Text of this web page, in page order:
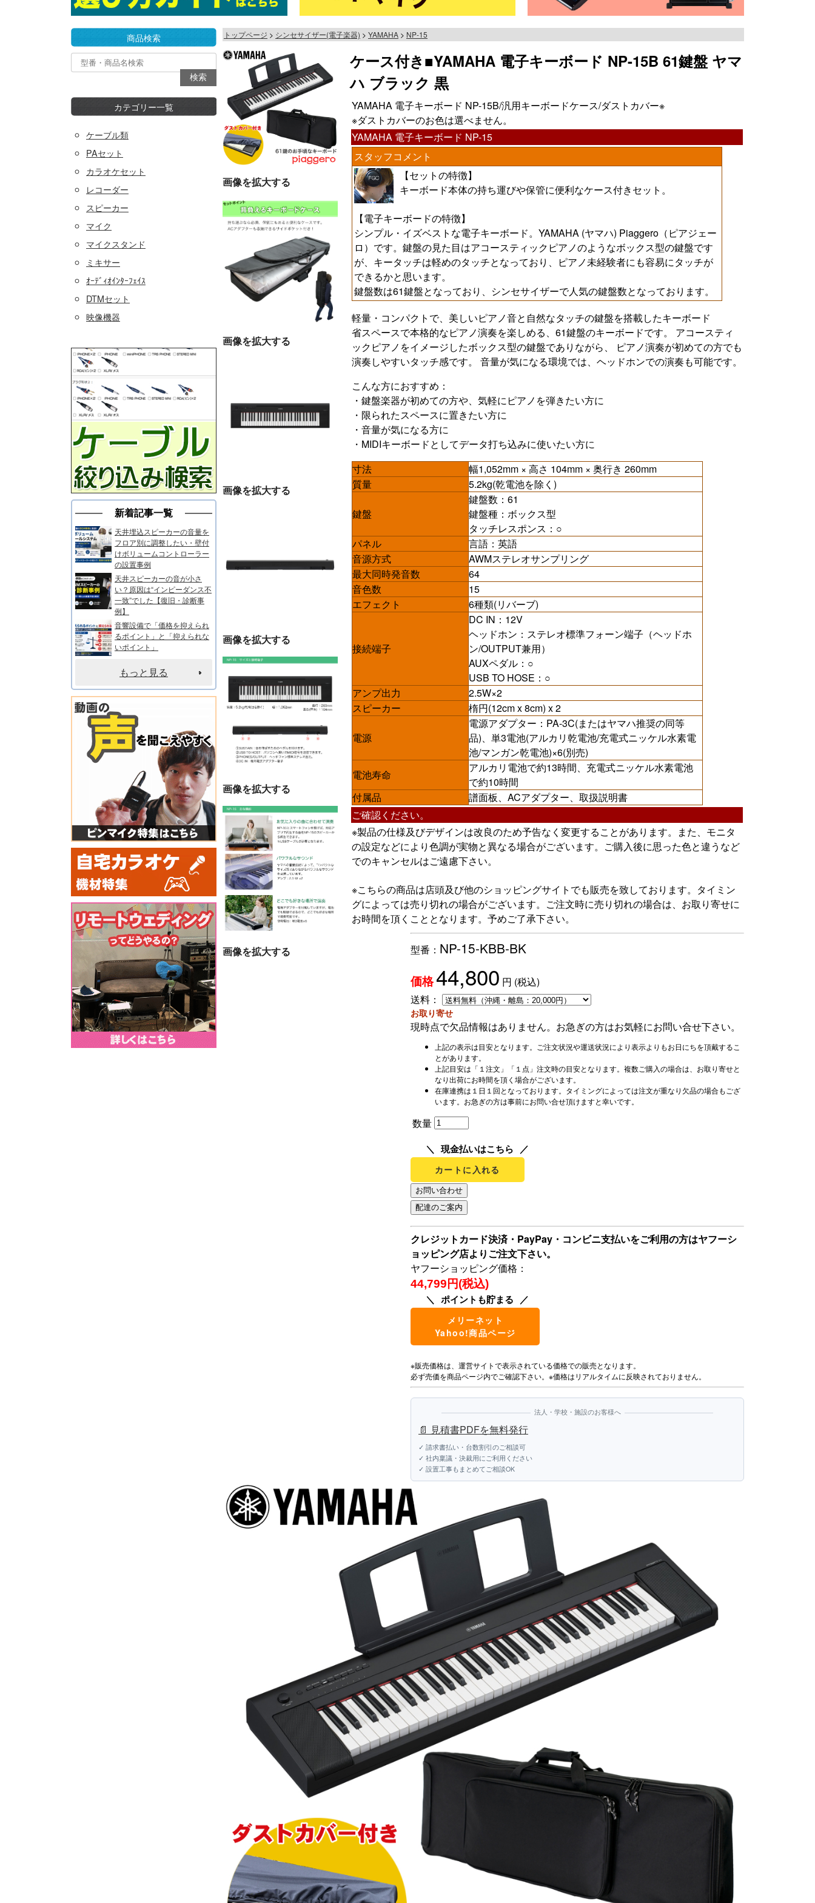
トップページ シンセサイザー(電子楽器) YAMAHA NP-15
画像を拡大する
画像を拡大する
画像を拡大する
画像を拡大する
画像を拡大する
画像を拡大する
ケース付き■YAMAHA 電子キーボード NP-15B 61鍵盤 ヤマ
ハ ブラック 黒
YAMAHA 電子キーボード NP-15B/汎用キーボードケース/ダストカバー※
※ダストカバーのお色は選べません。
YAMAHA 電子キーボード NP-15
スタッフコメント
【セットの特徴】
キーボード本体の持ち運びや保管に便利なケース付きセット。
【電子キーボードの特徴】
シンプル・イズベストな電子キーボード。YAMAHA (ヤマハ) Piaggero（ピアジェー
ロ）です。鍵盤の見た目はアコースティックピアノのようなボックス型の鍵盤です
が、キータッチは軽めのタッチとなっており、ピアノ未経験者にも容易にタッチが
できるかと思います。
鍵盤数は61鍵盤となっており、シンセサイザーで人気の鍵盤数となっております。
軽量・コンパクトで、美しいピアノ音と自然なタッチの鍵盤を搭載したキーボード
省スペースで本格的なピアノ演奏を楽しめる、61鍵盤のキーボードです。 アコースティ
ックピアノをイメージしたボックス型の鍵盤でありながら、 ピアノ演奏が初めての方でも
演奏しやすいタッチ感です。 音量が気になる環境では、ヘッドホンでの演奏も可能です。
こんな方におすすめ：
・鍵盤楽器が初めての方や、気軽にピアノを弾きたい方に
・限られたスペースに置きたい方に
・音量が気になる方に
・MIDIキーボードとしてデータ打ち込みに使いたい方に
寸法
幅1,052mm × 高さ 104mm × 奥行き 260mm
質量
5.2kg(乾電池を除く)
鍵盤
鍵盤数：61
鍵盤種：ボックス型
タッチレスポンス：○
パネル
言語：英語
音源方式
AWMステレオサンプリング
最大同時発音数
64
音色数
15
エフェクト
6種類(リバーブ)
接続端子
DC IN：12V
ヘッドホン：ステレオ標準フォーン端子（ヘッドホ
ン/OUTPUT兼用）
AUXペダル：○
USB TO HOSE：○
アンプ出力
2.5W×2
スピーカー
楕円(12cm x 8cm) x 2
電源
電源アダプター：PA-3C(またはヤマハ推奨の同等
品)、単3電池(アルカリ乾電池/充電式ニッケル水素電
池/マンガン乾電池)×6(別売)
電池寿命
アルカリ電池で約13時間、充電式ニッケル水素電池
で約10時間
付属品
譜面板、ACアダプター、取扱説明書
ご確認ください。
※製品の仕様及びデザインは改良のため予告なく変更することがあります。また、モニタ
の設定などにより色調が実物と異なる場合がございます。ご購入後に思った色と違うなど
でのキャンセルはご遠慮下さい。
※こちらの商品は店頭及び他のショッピングサイトでも販売を致しております。タイミン
グによっては売り切れの場合がございます。ご注文時に売り切れの場合は、お取り寄せに
お時間を頂くこととなります。予めご了承下さい。
型番： NP-15-KBB-BK
価格 44,800 円 (税込)
送料：
お取り寄せ
現時点で欠品情報はありません。お急ぎの方はお気軽にお問い合せ下さい。
上記の表示は目安となります。ご注文状況や運送状況により表示よりもお日にちを頂戴するこ
とがあります。
上記目安は「１注文」「１点」注文時の目安となります。複数ご購入の場合は、お取り寄せと
なり出荷にお時間を頂く場合がございます。
在庫連携は１日１回となっております。タイミングによっては注文が重なり欠品の場合もござ
います。お急ぎの方は事前にお問い合せ頂けますと幸いです。
数量
現金払いはこちら
カートに入れる
クレジットカード決済・PayPay・コンビニ支払いをご利用の方はヤフーシ
ョッピング店よりご注文下さい。
ヤフーショッピング価格：
44,799円(税込)
ポイントも貯まる
メリーネット
Yahoo!商品ページ
※販売価格は、運営サイトで表示されている価格での販売となります。
必ず売価を商品ページ内でご確認下さい。※価格はリアルタイムに反映されておりません。
法人・学校・施設のお客様へ
📄 見積書PDFを無料発行
✓ 請求書払い・台数割引のご相談可
✓ 社内稟議・決裁用にご利用ください
✓ 設置工事もまとめてご相談OK
商品検索
カテゴリー一覧
ケーブル類
PAセット
カラオケセット
レコーダー
スピーカー
マイク
マイクスタンド
ミキサー
ｵｰﾃﾞｨｵｲﾝﾀｰﾌｪｲｽ
DTMセット
映像機器
新着記事一覧
天井埋込スピーカーの音量を
フロア別に調整したい・壁付
けボリュームコントローラー
の設置事例
天井スピーカーの音が小さ
い？原因は“インピーダンス不
一致”でした【復旧・診断事
例】
音響設備で「価格を抑えられ
るポイント」と「抑えられな
いポイント」
もっと見る